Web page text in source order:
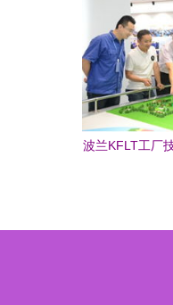
波兰KFLT工厂